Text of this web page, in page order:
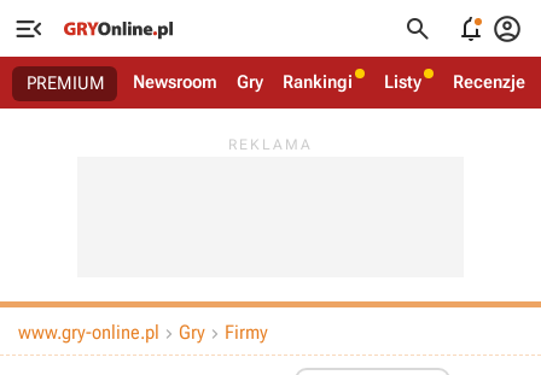
   
PREMIUM Newsroom Gry Rankingi Listy Recenzje
www.gry-online.pl  Gry  Firmy